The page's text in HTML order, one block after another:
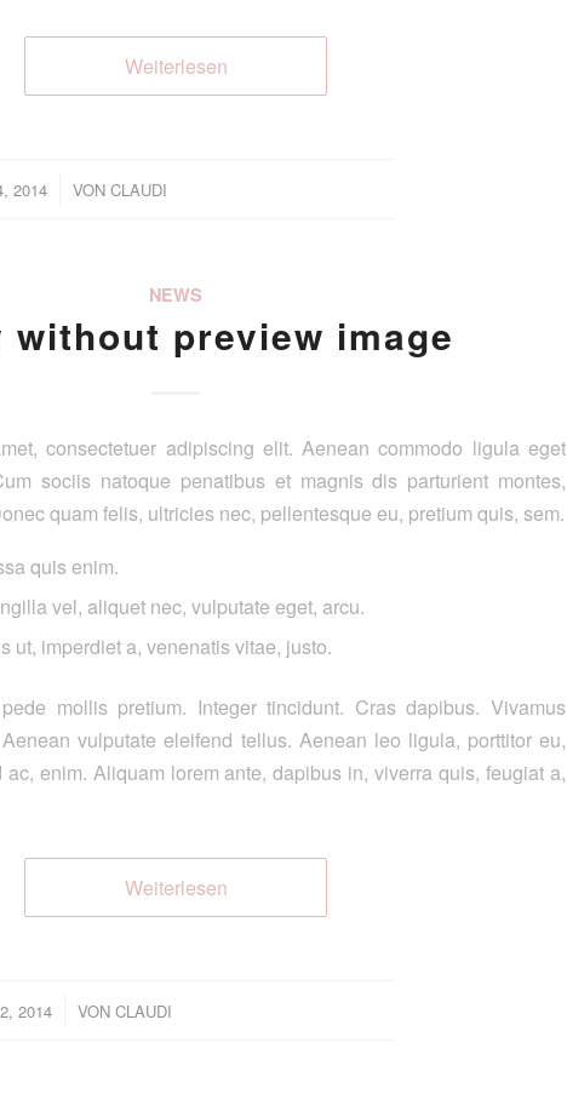
Weiterlesen
2014 VONCLAUDI
NEWS
without preview image
consectetuer adipiscing elit. Aenean commodo ligula eget
sociis natoque penatibus et magnis dis parturient montes,
quam felis, ultricies nec, pellentesque eu, pretium quis, sem.
quis enim.
vel, aliquet nec, vulputate eget, arcu.
ut, imperdiet a, venenatis vitae, justo.
mollis pretium. Integer tincidunt. Cras dapibus. Vivamus
vulputate eleifend tellus. Aenean leo ligula, porttitor eu,
enim. Aliquam lorem ante, dapibus in, viverra quis, feugiat a,
Weiterlesen
2014 VONCLAUDI